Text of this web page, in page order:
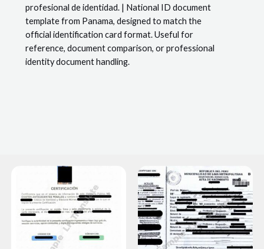
profesional de identidad. | National ID document
template from Panama, designed to match the
official identification card format. Useful for
reference, document comparison, or professional
identity document handling.